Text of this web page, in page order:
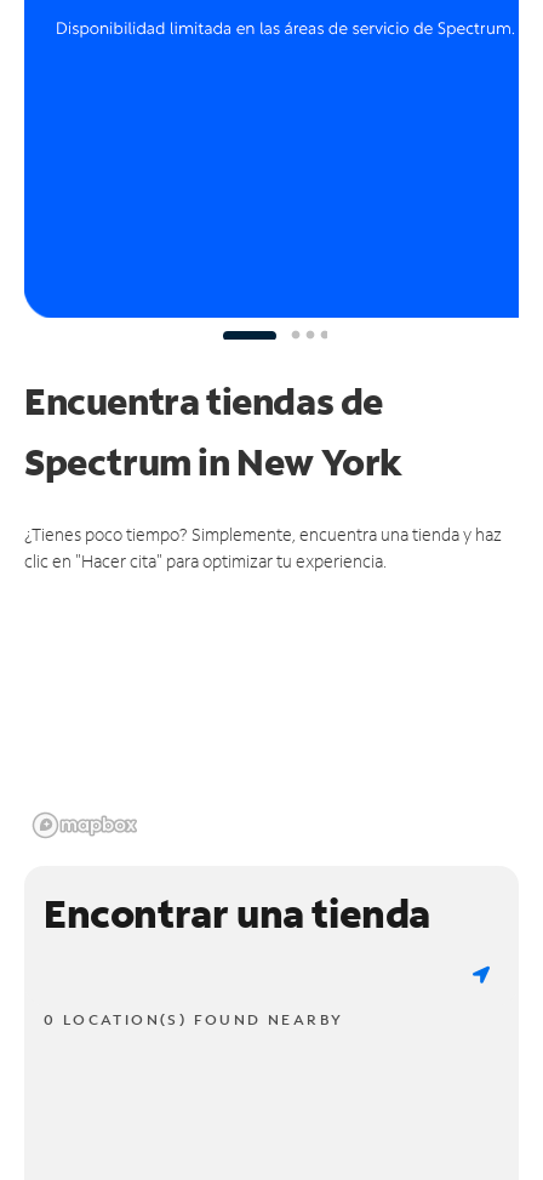
Encuentra tiendas de
Spectrumin New York
¿Tienes poco tiempo? Simplemente, encuentra una tienda y haz
clic en "Hacer cita" para optimizar tu experiencia.
Encontrar una tienda
0 LOCATION(S) FOUND NEARBY